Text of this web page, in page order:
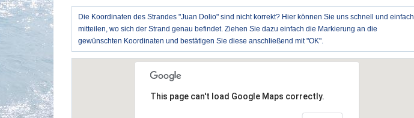
Die Koordinaten des Strandes "Juan Dolio" sind nicht korrekt? Hier können Sie uns schnell und einfach
mitteilen, wo sich der Strand genau befindet. Ziehen Sie dazu einfach die Markierung an die
gewünschten Koordinaten und bestätigen Sie diese anschließend mit "OK".
This page can't load Google Maps correctly.